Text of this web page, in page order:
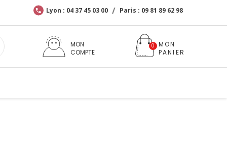
Lyon : 04 37 45 03 00 Paris : 09 81 89 62 98
MON
COMPTE